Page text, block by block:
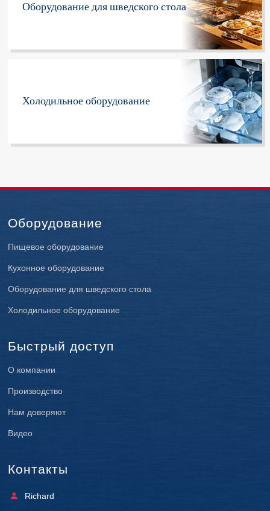
Оборудование для шведского стола
Холодильное оборудование
Оборудование
Пищевое оборудование
Кухонное оборудование
Оборудование для шведского стола
Холодильное оборудование
Быстрый доступ
О компании
Производство
Нам доверяют
Видео
Контакты
Richard